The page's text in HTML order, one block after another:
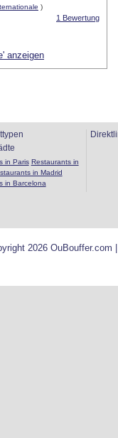
)
1 Bewertung
anzeigen
in Paris Restaurants in
in Madrid
in Barcelona
2026 OuBouffer.com